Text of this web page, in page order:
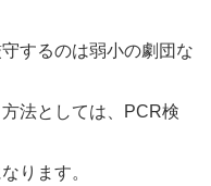
するのは弱小の劇団な
法としては、PCR検
ります。